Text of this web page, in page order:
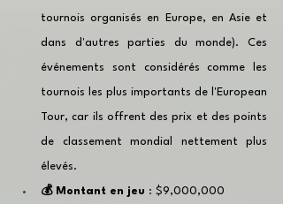
tournois organisés en Europe, en Asie et
dans d'autres parties du monde). Ces
événements sont considérés comme les
tournois les plus importants de l'European
Tour, car ils offrent des prix et des points
de classement mondial nettement plus
élevés.
💰 Montant en jeu : $9,000,000